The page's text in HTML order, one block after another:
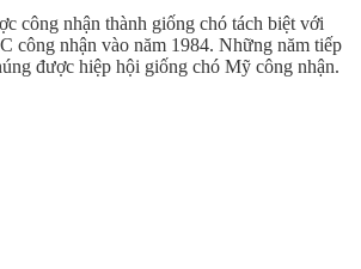
công nhận thành giống chó tách biệt với
công nhận vào năm 1984. Những năm tiếp
được hiệp hội giống chó Mỹ công nhận.